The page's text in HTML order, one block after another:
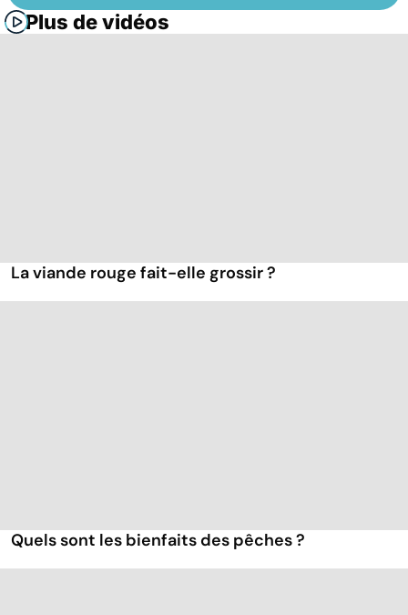
Plus de vidéos
La viande rouge fait-elle grossir ?
Quels sont les bienfaits des pêches ?